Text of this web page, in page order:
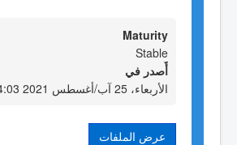
Maturity
Stable
أٌصدر في
الأربعاء، 25 آب/أغسطس 2021 14:03
عرض الملفات